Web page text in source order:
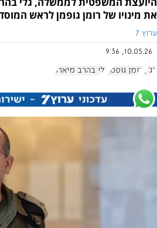
את מינויו של רומן גופמן לראש
ערוץ 7
10.05.26, 9:36
בג"ץ רומן גופמן גלי בהרב מיארה